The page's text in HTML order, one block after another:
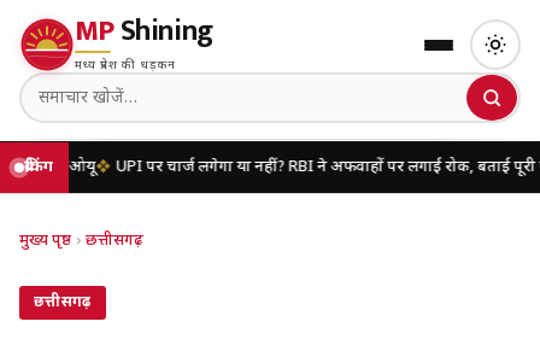
MPShining
मध्य प्रदेश की धड़कन
ब्रेकिंग
UPI पर चार्ज लगेगा या नहीं? RBI ने अफवाहों पर लगाई रोक, बताई पूरी सच्चाई
मुख्य पृष्ठ › छत्तीसगढ़
छत्तीसगढ़